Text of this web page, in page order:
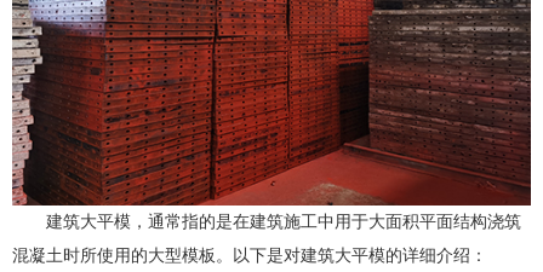
建筑大平模，通常指的是在建筑施工中用于大面积平面结构浇筑
混凝土时所使用的大型模板。以下是对建筑大平模的详细介绍：